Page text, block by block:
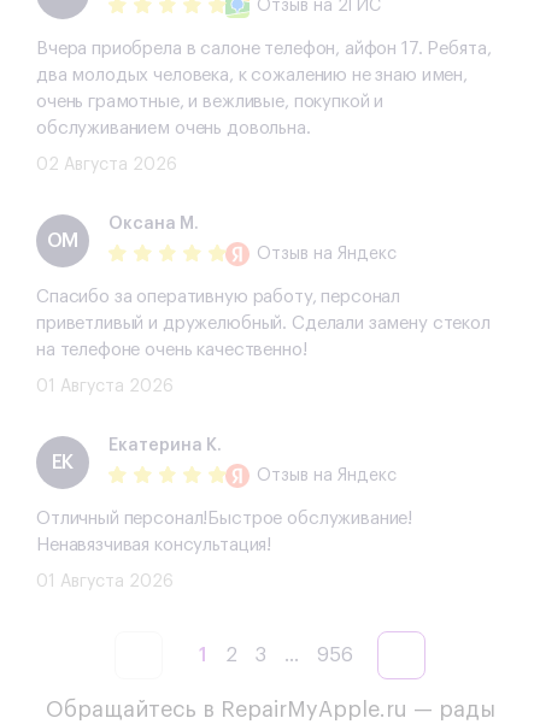
Отзыв на 2ГИС
Вчера приобрела в салоне телефон, айфон 17. Ребята,
два молодых человека, к сожалению не знаю имен,
очень грамотные, и вежливые, покупкой и
обслуживанием очень довольна.
02 Августа 2026
ОМ
Оксана М.
Отзыв на Яндекс
Спасибо за оперативную работу, персонал
приветливый и дружелюбный. Сделали замену стекол
на телефоне очень качественно!
01 Августа 2026
ЕК
Екатерина К.
Отзыв на Яндекс
Отличный персонал!Быстрое обслуживание!
Ненавязчивая консультация!
01 Августа 2026
1 2 3 ... 956
Обращайтесь в RepairMyApple.ru — рады